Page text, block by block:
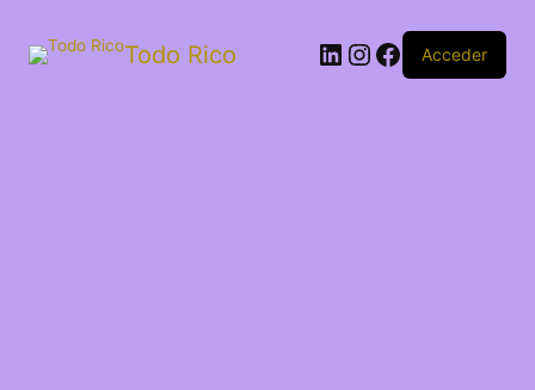
Todo Rico Acceder